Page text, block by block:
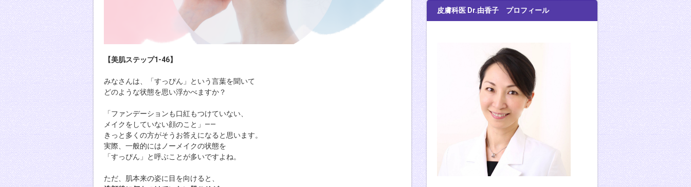
【美肌ステップ1-46】
みなさんは、「すっぴん」という言葉を聞いて
どのような状態を思い浮かべますか？
「ファンデーションも口紅もつけていない、
メイクをしていない顔のこと」——
きっと多くの方がそうお答えになると思います。
実際、一般的にはノーメイクの状態を
「すっぴん」と呼ぶことが多いですよね。
ただ、肌本来の姿に目を向けると、
皮膚科医 Dr.由香子 プロフィール